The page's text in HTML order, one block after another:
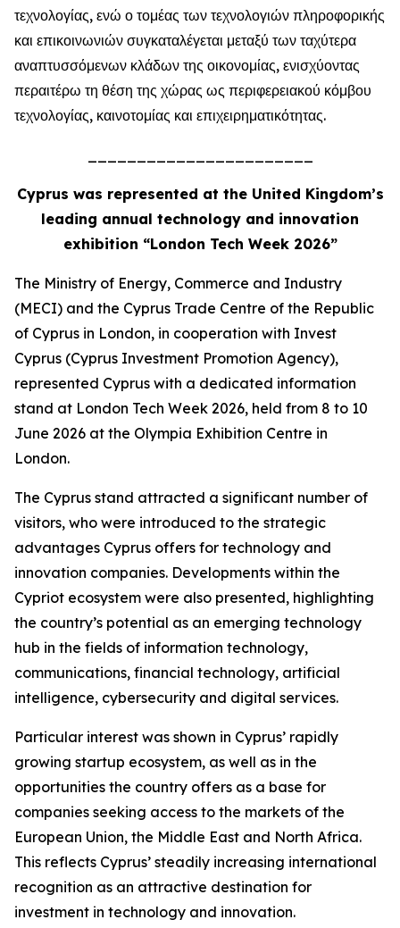
τεχνολογίας, ενώ ο τομέας των τεχνολογιών πληροφορικής
και επικοινωνιών συγκαταλέγεται μεταξύ των ταχύτερα
αναπτυσσόμενων κλάδων της οικονομίας, ενισχύοντας
περαιτέρω τη θέση της χώρας ως περιφερειακού κόμβου
τεχνολογίας, καινοτομίας και επιχειρηματικότητας.
Cyprus was represented at the United Kingdom’s
leading annual technology and innovation
exhibition “London Tech Week 2026”
The Ministry of Energy, Commerce and Industry
(MECI) and the Cyprus Trade Centre of the Republic
of Cyprus in London, in cooperation with Invest
Cyprus (Cyprus Investment Promotion Agency),
represented Cyprus with a dedicated information
stand at London Tech Week 2026, held from 8 to 10
June 2026 at the Olympia Exhibition Centre in
London.
The Cyprus stand attracted a significant number of
visitors, who were introduced to the strategic
advantages Cyprus offers for technology and
innovation companies. Developments within the
Cypriot ecosystem were also presented, highlighting
the country’s potential as an emerging technology
hub in the fields of information technology,
communications, financial technology, artificial
intelligence, cybersecurity and digital services.
Particular interest was shown in Cyprus’ rapidly
growing startup ecosystem, as well as in the
opportunities the country offers as a base for
companies seeking access to the markets of the
European Union, the Middle East and North Africa.
This reflects Cyprus’ steadily increasing international
recognition as an attractive destination for
investment in technology and innovation.